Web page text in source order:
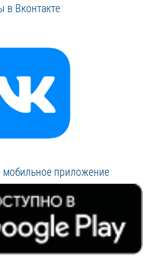
в Вконтакте
приложение